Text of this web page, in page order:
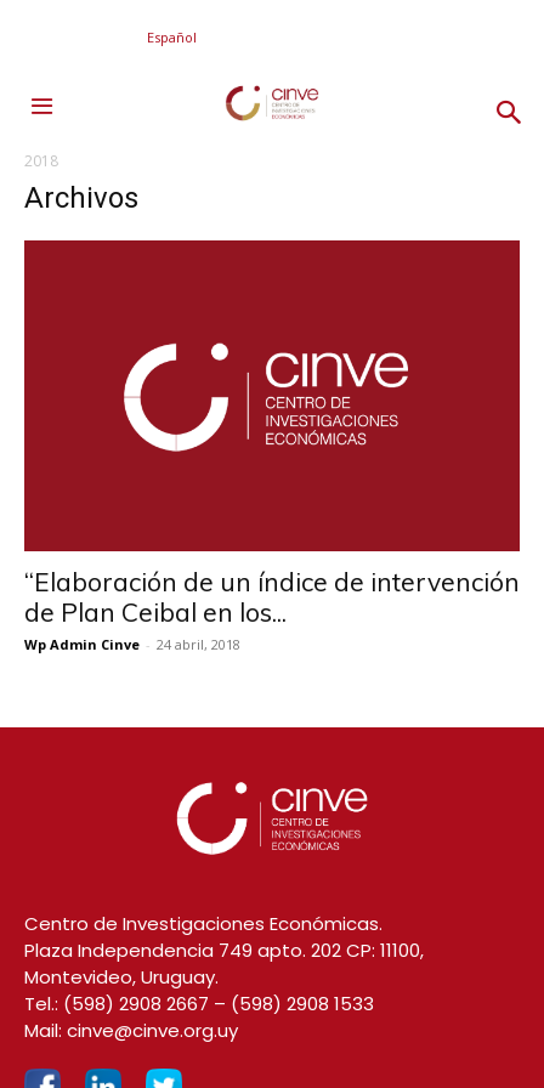
Español
2018
Archivos
“Elaboración de un índice de intervención
de Plan Ceibal en los...
Wp Admin Cinve - 24 abril, 2018
Centro de Investigaciones Económicas.
Plaza Independencia 749 apto. 202 CP: 11100,
Montevideo, Uruguay.
Tel.: (598) 2908 2667 – (598) 2908 1533
Mail: cinve@cinve.org.uy